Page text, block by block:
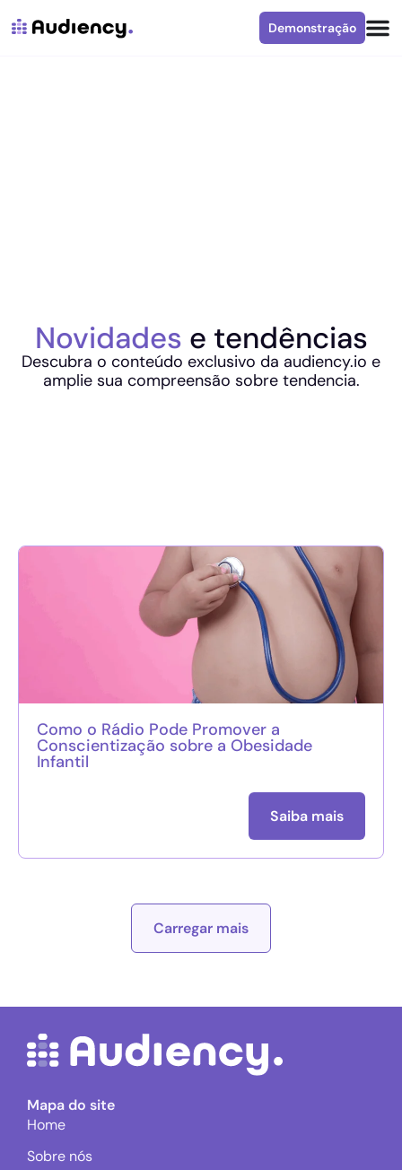
Demonstração
Novidades e tendências
Descubra o conteúdo exclusivo da audiency.io e
amplie sua compreensão sobre tendencia.
Como o Rádio Pode Promover a
Conscientização sobre a Obesidade
Infantil
Saiba mais
Carregar mais
Mapa do site
Home
Sobre nós